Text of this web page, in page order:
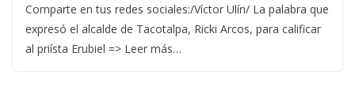
Comparte en tus redes sociales:/Víctor Ulín/ La palabra que
expresó el alcalde de Tacotalpa, Ricki Arcos, para calificar
al priísta Erubiel => Leer más…